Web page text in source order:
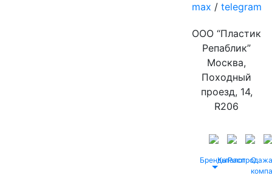
max / telegram
ООО “Пластик
Репаблик”
Москва,
Походный
проезд, 14,
R206
БрендыКаталог
Распродажа
О